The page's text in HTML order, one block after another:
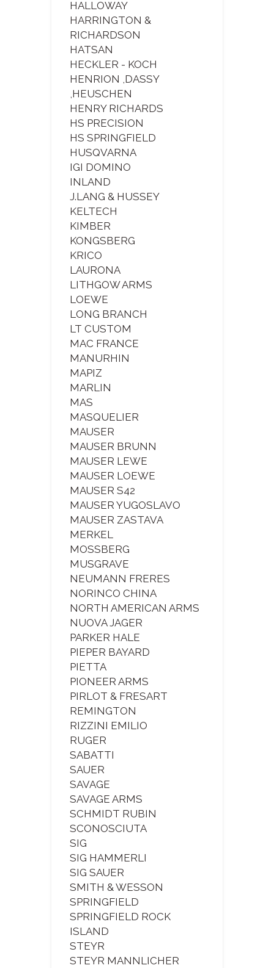
HALLOWAY
HARRINGTON &
RICHARDSON
HATSAN
HECKLER - KOCH
HENRION ,DASSY
,HEUSCHEN
HENRY RICHARDS
HS PRECISION
HS SPRINGFIELD
HUSQVARNA
IGI DOMINO
INLAND
J.LANG & HUSSEY
KELTECH
KIMBER
KONGSBERG
KRICO
LAURONA
LITHGOW ARMS
LOEWE
LONG BRANCH
LT CUSTOM
MAC FRANCE
MANURHIN
MAPIZ
MARLIN
MAS
MASQUELIER
MAUSER
MAUSER BRUNN
MAUSER LEWE
MAUSER LOEWE
MAUSER S42
MAUSER YUGOSLAVO
MAUSER ZASTAVA
MERKEL
MOSSBERG
MUSGRAVE
NEUMANN FRERES
NORINCO CHINA
NORTH AMERICAN ARMS
NUOVA JAGER
PARKER HALE
PIEPER BAYARD
PIETTA
PIONEER ARMS
PIRLOT & FRESART
REMINGTON
RIZZINI EMILIO
RUGER
SABATTI
SAUER
SAVAGE
SAVAGE ARMS
SCHMIDT RUBIN
SCONOSCIUTA
SIG
SIG HAMMERLI
SIG SAUER
SMITH & WESSON
SPRINGFIELD
SPRINGFIELD ROCK
ISLAND
STEYR
STEYR MANNLICHER